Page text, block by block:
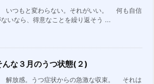
いつもと変わらない。それがいい。 何も自信
ないなら、得意なことを繰り返そう ...
んな３月のうつ状態(２)
解放感。うつ症状からの急激な収束。 それは